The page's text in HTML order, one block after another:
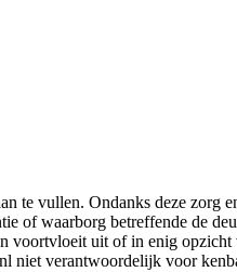
te vullen. Ondanks deze zorg
of waarborg betreffende de
voortvloeit uit of in enig
niet verantwoordelijk voor